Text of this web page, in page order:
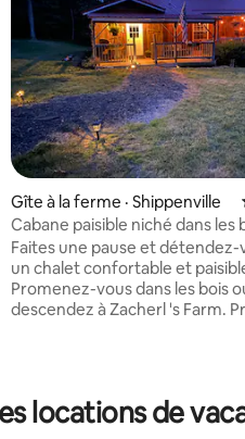
de 4,84 sur 5, 222
Gîte à la ferme · Shippenville
Cabane paisible niché dans les bois de la
réserve Pa Wilds
Faites une pause et détendez-
un chalet confortable et
Promenez-vous dans les bois
descendez à Zacherl 's Farm.
spacieuse. Pendant la saison
locations de